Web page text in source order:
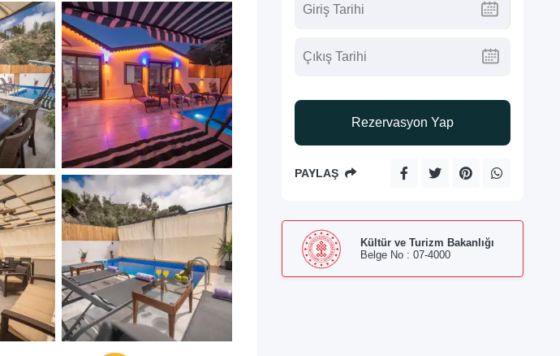
Rezervasyon Yap
PAYLAŞ
Kültür ve Turizm Bakanlığı
Belge No : 07-4000